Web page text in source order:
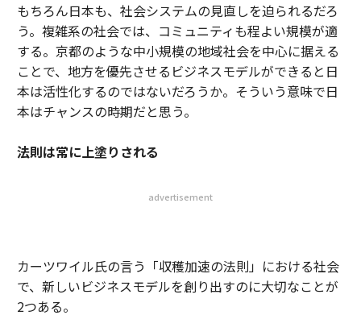
もちろん日本も、社会システムの見直しを迫られるだろ
う。複雑系の社会では、コミュニティも程よい規模が適
する。京都のような中小規模の地域社会を中心に据える
ことで、地方を優先させるビジネスモデルができると日
本は活性化するのではないだろうか。そういう意味で日
本はチャンスの時期だと思う。
法則は常に上塗りされる
advertisement
カーツワイル氏の言う「収穫加速の法則」における社会
で、新しいビジネスモデルを創り出すのに大切なことが
2つある。